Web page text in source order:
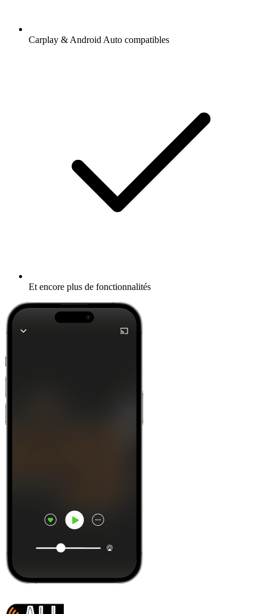
Carplay & Android Auto compatibles
Et encore plus de fonctionnalités